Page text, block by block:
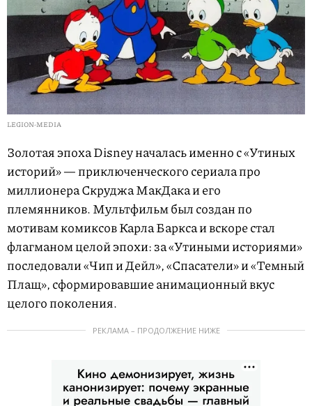
LEGION-MEDIA
Золотая эпоха Disney началась именно с «Утиных
историй» — приключенческого сериала про
миллионера Скруджа МакДака и его
племянников. Мультфильм был создан по
мотивам комиксов Карла Баркса и вскоре стал
флагманом целой эпохи: за «Утиными историями»
последовали «Чип и Дейл», «Спасатели» и «Темный
Плащ», сформировавшие анимационный вкус
целого поколения.
РЕКЛАМА – ПРОДОЛЖЕНИЕ НИЖЕ